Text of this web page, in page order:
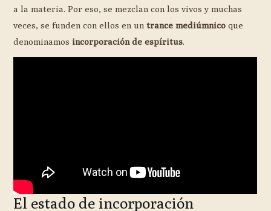
a la materia. Por eso, se mezclan con los vivos y muchas
veces, se funden con ellos en untrance mediúmnico que
denominamos incorporación de espíritus.
El estado de incorporación